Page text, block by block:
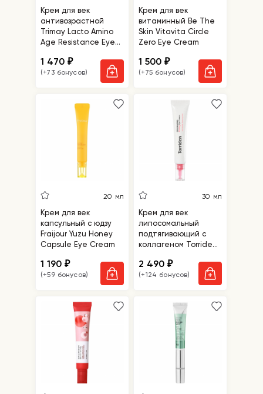
Крем для век
антивозрастной
Trimay Lacto Amino
Age Resistance Eye
1 470₽
(+73 бонусов)
Крем для век
витаминный Be The
Skin Vitavita Circle
Zero Eye Cream
1 500₽
(+75 бонусов)
20 мл
Крем для век
капсульный с юдзу
Fraijour Yuzu Honey
Capsule Eye Cream
1 190₽
(+59 бонусов)
30 мл
Крем для век
липосомальный
подтягивающий с
коллагеном Torriden
Eye Cream
2 490₽
(+124 бонусов)